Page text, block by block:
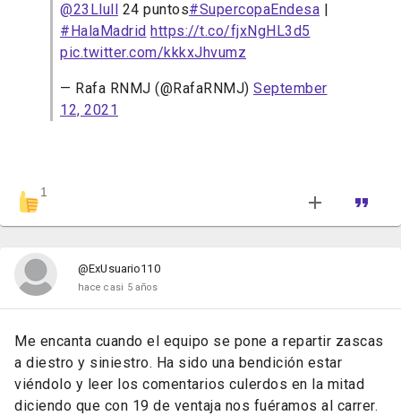
@23Llull
24 puntos#SupercopaEndesa
#HalaMadrid https://t.co/fjxNgHL3d5
pic.twitter.com/kkkxJhvumz
— Rafa RNMJ (@RafaRNMJ) September
12, 2021
1
@ExUsuario110
hace casi 5 años
Me encanta cuando el equipo se pone a repartir zascas
a diestro y siniestro. Ha sido una bendición estar
viéndolo y leer los comentarios culerdos en la mitad
diciendo que con 19 de ventaja nos fuéramos al carrer.